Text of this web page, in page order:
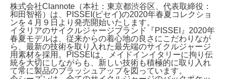
株式会社Clannote（本社：東京都渋谷区、代表取締役：
和田智裕）は、PISSEI(ピセイ)の2020年春夏コレクショ
ンを４月９日より発売開始いたします。
イタリアのサイクルジャージブランド『PISSEI』2020年
春夏モデルは、従来からの着心地の良さにこだわりなが
ら、最新の技術を取り入れた最先端のサイクルジャージ
用素材を採用。PISSEIは、メイドインイタリーに拘り伝
統を大切にしながらも、新しい技術も積極的に取り入れ
て常に製品のブラッシュアップを図っています。